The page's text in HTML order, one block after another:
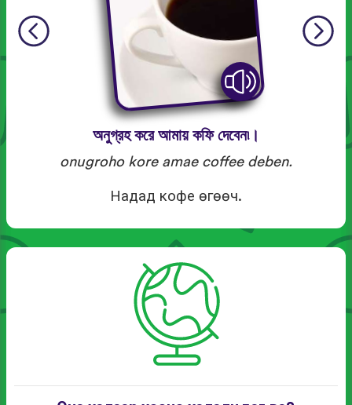
অনুগ্রহ করে আমায় কফি দেবেন৷।
onugroho kore amae coffee deben.
Надад кофе өгөөч.